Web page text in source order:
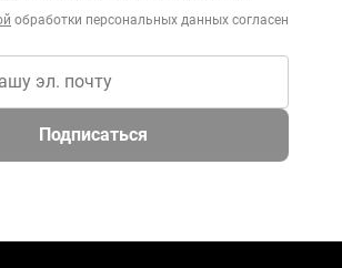
обработки персональных данных согласен
Подписаться